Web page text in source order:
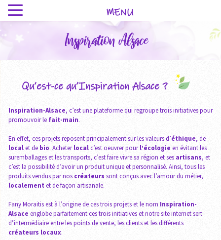
Inspiration Alsace
Qu’est-ce qu’Inspiration Alsace ?
Inspiration-Alsace, c’est une plateforme qui regroupe trois initiatives pour
promouvoir le fait-main.
En effet, ces projets reposent principalement sur les valeurs d’éthique, de
localet de bio. Acheterlocalc’est oeuvrer pourl’écologie en évitant les
suremballages et les transports, c’est faire vivre sa région et ses artisans, et
c’est la possibilité d’avoir un produit unique et personnalisé. Ainsi, tous les
produits vendus par nos créateurs sont conçus avec l’amour du métier,
localement et de façon artisanale.
Fany Moraitis est à l’origine de ces trois projets et le nom Inspiration-
Alsace englobe parfaitement ces trois initiatives et notre site internet sert
d’intermédiaire entre les points de vente, les clients et les différents
créateurs locaux.
MENU